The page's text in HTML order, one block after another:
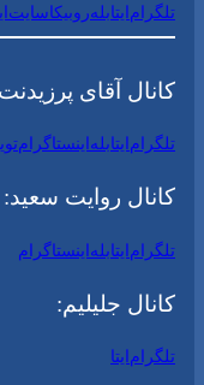
تلگرامایتابلهروبیکاسایت
کانال آقای
تلگرامایتابلهاینستاگرام
کانال روایت سعید:
تلگرامایتابلهاینستاگرام
کانال جلیلیم:
تلگرامایتا